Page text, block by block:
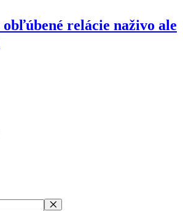
obľúbené relácie naživo ale